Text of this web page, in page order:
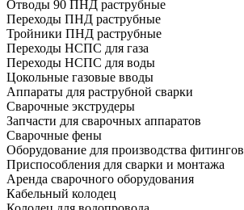
Отводы 90 ПНД раструбные
Переходы ПНД раструбные
Тройники ПНД раструбные
Переходы НСПС для газа
Переходы НСПС для воды
Цокольные газовые вводы
Аппараты для раструбной сварки
Сварочные экструдеры
Запчасти для сварочных аппаратов
Сварочные фены
Оборудование для производства фитингов
Приспособления для сварки и монтажа
Аренда сварочного оборудования
Кабельный колодец